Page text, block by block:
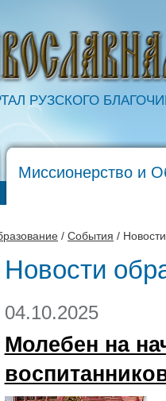
РУЗСКОГО
Миссионерство и
/ События /
Новости
04.10.2025
Молебен на